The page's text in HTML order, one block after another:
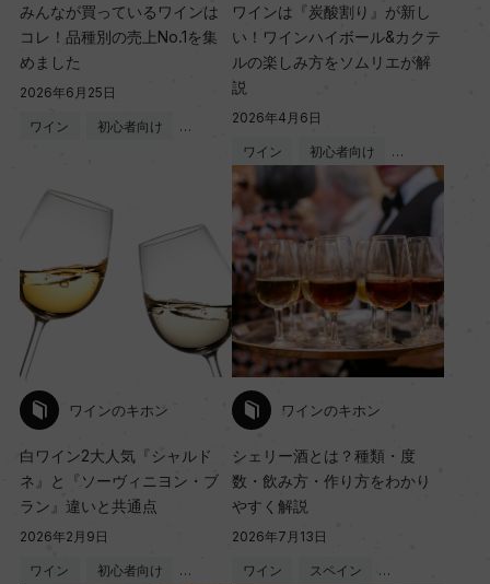
みんなが買っているワインは
コレ！品種別の売上No.1を集
めました
2026年6月25日
ワイン 初心者向け …
ワインは『炭酸割り』が新し
い！ワインハイボール&カクテ
ルの楽しみ方をソムリエが解
説
2026年4月6日
ワイン 初心者向け …
ワインのキホン
白ワイン2大人気『シャルド
ネ』と『ソーヴィニヨン・ブ
ラン』違いと共通点
2026年2月9日
ワイン 初心者向け …
ワインのキホン
シェリー酒とは？種類・度
数・飲み方・作り方をわかり
やすく解説
2026年7月13日
ワイン スペイン …